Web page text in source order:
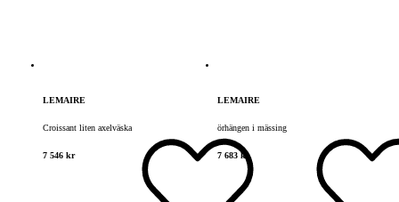
LEMAIRE
Croissant liten axelväska
7 546 kr
LEMAIRE
örhängen i mässing
7 683 kr